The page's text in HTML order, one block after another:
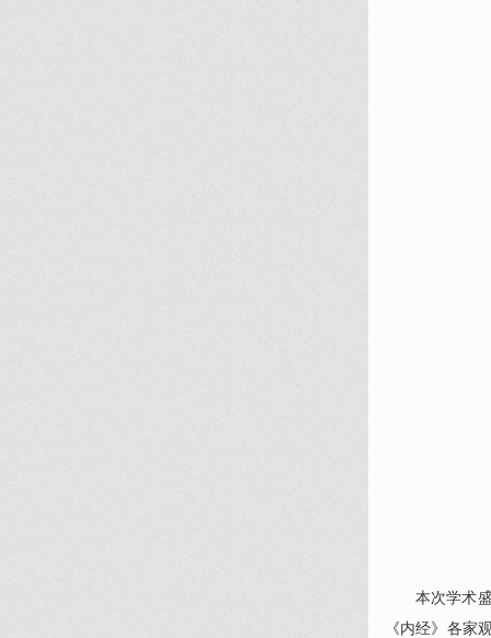
本次学术
《内经》各家